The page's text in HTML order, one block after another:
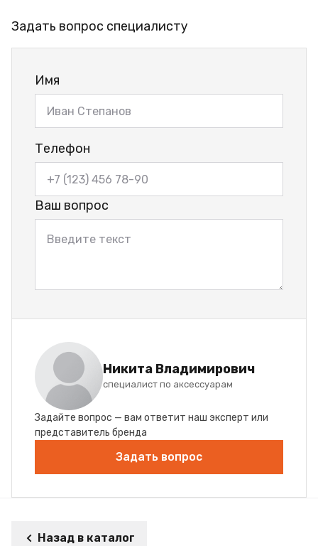
Задать вопрос специалисту
Имя
Телефон
Ваш вопрос
Никита Владимирович
специалист по аксессуарам
Задайте вопрос — вам ответит наш эксперт или
представитель бренда
Задать вопрос
Назад в каталог